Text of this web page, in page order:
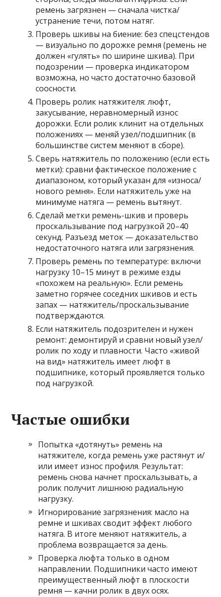
ремень загрязнен — сначала чистка/
устранение течи, потом натяг.
Проверь шкивы на биение: без спецстендов
— визуально по дорожке ремня (ремень не
должен «гулять» по ширине шкива). При
подозрении — проверка индикатором
возможна, но часто достаточно базовой
соосности.
Проверь ролик натяжителя: люфт,
закусывание, неравномерный износ
дорожки. Если ролик клинит на отдельных
положениях — меняй узел/подшипник (в
большинстве систем меняют в сборе).
Сверь натяжитель по положению (если есть
метки): сравни фактическое положение с
диапазоном, который указан для «износа/
нового ремня». Если натяжитель уже на
минимуме натяга — ремень вытянут.
Сделай метки ремень-шкив и проверь
проскальзывание под нагрузкой 20–40
секунд. Разъезд меток — доказательство
недостаточного натяга или загрязнения.
Проверь ремень по температуре: включи
нагрузку 10–15 минут в режиме езды
«похожем на реальную». Если ремень
заметно горячее соседних шкивов и есть
запах — натяжитель/проскальзывание
подтверждаются.
Если натяжитель подозрителен и нужен
ремонт: демонтируй и сравни новый узел/
ролик по ходу и плавности. Часто «живой
на вид» натяжитель имеет люфт в
подшипнике, который проявляется только
под нагрузкой.
Частые ошибки
Попытка «дотянуть» ремень на
натяжителе, когда ремень уже растянут и/
или имеет износ профиля. Результат:
ремень снова начнет проскальзывать, а
ролик получит лишнюю радиальную
нагрузку.
Игнорирование загрязнения: масло на
ремне и шкивах сводит эффект любого
натяга. В итоге меняют натяжитель, а
проблема возвращается за день.
Проверка люфта только в одном
направлении. Подшипники часто имеют
преимущественный люфт в плоскости
ремня — качни ролик в двух осях.